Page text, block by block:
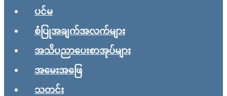
ပင်မ
စံပြုအချက်အလက်များ
အသိပညာပေးစာအုပ်များ
အမေးအဖြေ
သတင်း